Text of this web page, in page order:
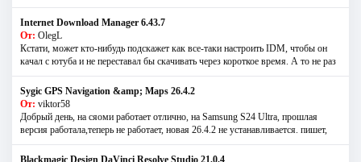
Internet Download Manager 6.43.7
От: OlegL
Кстати, может кто-нибудь подскажет как все-таки настроить IDM, чтобы он
качал с ютуба и не переставал бы скачивать через короткое время. А то не раз
Sygic GPS Navigation &amp; Maps 26.4.2
От: viktor58
Добрый день, на сяоми работает отлично, на Samsung S24 Ultra, прошлая
версия работала,теперь не работает, новая 26.4.2 не устанавливается. пишет,